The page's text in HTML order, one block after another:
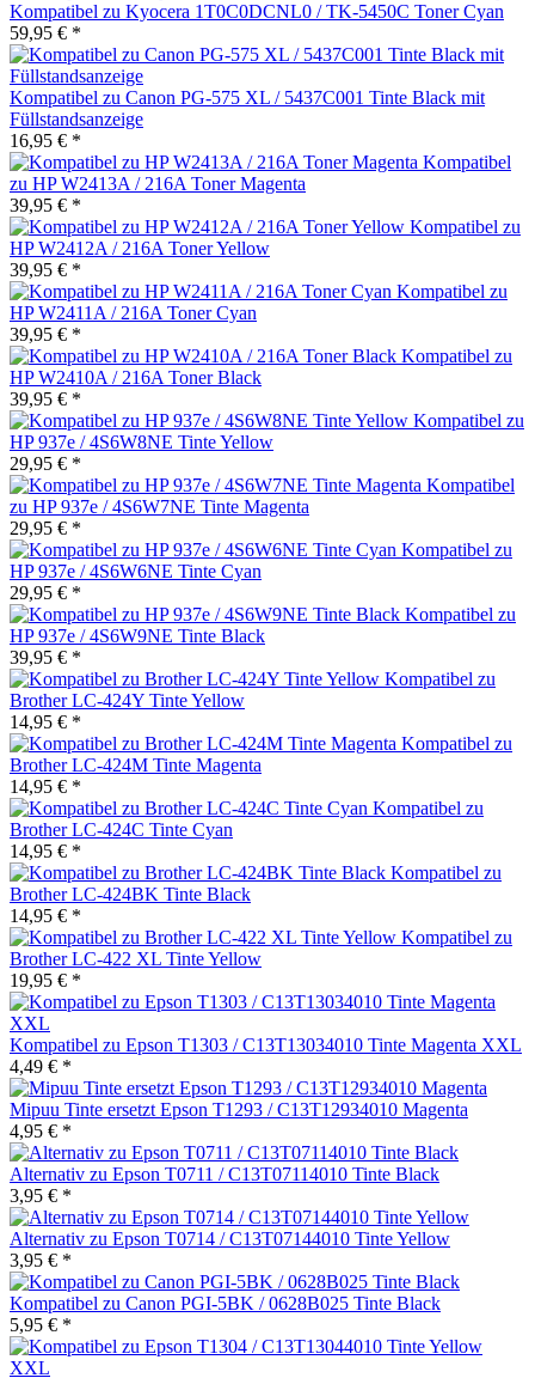
Kompatibel zu Kyocera 1T0C0DCNL0 / TK-5450C Toner Cyan
59,95 € *
Kompatibel zu Canon PG-575 XL / 5437C001 Tinte Black mit
Füllstandsanzeige
16,95 € *
Kompatibel
zu HP W2413A / 216A Toner Magenta
39,95 € *
Kompatibel zu
HP W2412A / 216A Toner Yellow
39,95 € *
Kompatibel zu
HP W2411A / 216A Toner Cyan
39,95 € *
Kompatibel zu
HP W2410A / 216A Toner Black
39,95 € *
Kompatibel zu
HP 937e / 4S6W8NE Tinte Yellow
29,95 € *
Kompatibel
zu HP 937e / 4S6W7NE Tinte Magenta
29,95 € *
Kompatibel zu
HP 937e / 4S6W6NE Tinte Cyan
29,95 € *
Kompatibel zu
HP 937e / 4S6W9NE Tinte Black
39,95 € *
Kompatibel zu
Brother LC-424Y Tinte Yellow
14,95 € *
Kompatibel zu
Brother LC-424M Tinte Magenta
14,95 € *
Kompatibel zu
Brother LC-424C Tinte Cyan
14,95 € *
Kompatibel zu
Brother LC-424BK Tinte Black
14,95 € *
Kompatibel zu
Brother LC-422 XL Tinte Yellow
19,95 € *
Kompatibel zu Epson T1303 / C13T13034010 Tinte Magenta XXL
4,49 € *
Mipuu Tinte ersetzt Epson T1293 / C13T12934010 Magenta
4,95 € *
Alternativ zu Epson T0711 / C13T07114010 Tinte Black
3,95 € *
Alternativ zu Epson T0714 / C13T07144010 Tinte Yellow
3,95 € *
Kompatibel zu Canon PGI-5BK / 0628B025 Tinte Black
5,95 € *